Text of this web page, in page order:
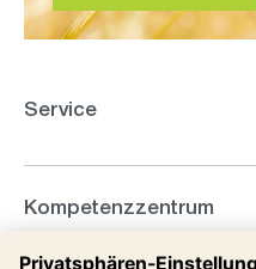
Service
Kompetenzzentrum